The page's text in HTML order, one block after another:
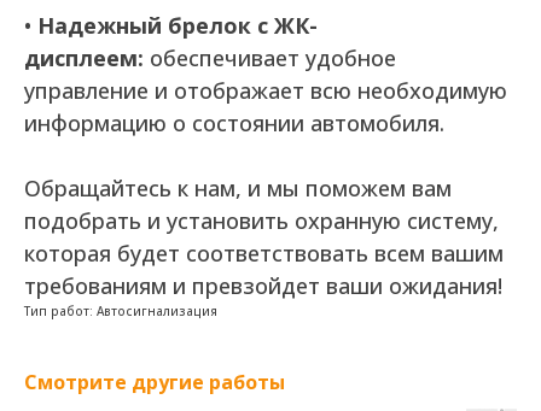
• Надежный брелок с ЖК-
дисплеем: обеспечивает удобное
управление и отображает всю необходимую
информацию о состоянии автомобиля.
Обращайтесь к нам, и мы поможем вам
подобрать и установить охранную систему,
которая будет соответствовать всем вашим
требованиям и превзойдет ваши ожидания!
Тип работ: Автосигнализация
Смотрите другие работы